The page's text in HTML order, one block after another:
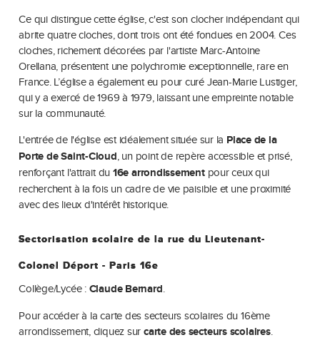
Ce qui distingue cette église, c'est son clocher indépendant qui
abrite quatre cloches, dont trois ont été fondues en 2004. Ces
cloches, richement décorées par l'artiste Marc-Antoine
Orellana, présentent une polychromie exceptionnelle, rare en
France. L’église a également eu pour curé Jean-Marie Lustiger,
qui y a exercé de 1969 à 1979, laissant une empreinte notable
sur la communauté.
L'entrée de l'église est idéalement située sur la Place de la
Porte de Saint-Cloud, un point de repère accessible et prisé,
renforçant l'attrait du 16e arrondissementpour ceux qui
recherchent à la fois un cadre de vie paisible et une proximité
avec des lieux d'intérêt historique.
Sectorisation scolaire de la rue du Lieutenant-
Colonel Déport - Paris 16e
Collège/Lycée : Claude Bernard.
Pour accéder à la carte des secteurs scolaires du 16ème
arrondissement, cliquez sur carte des secteurs scolaires.